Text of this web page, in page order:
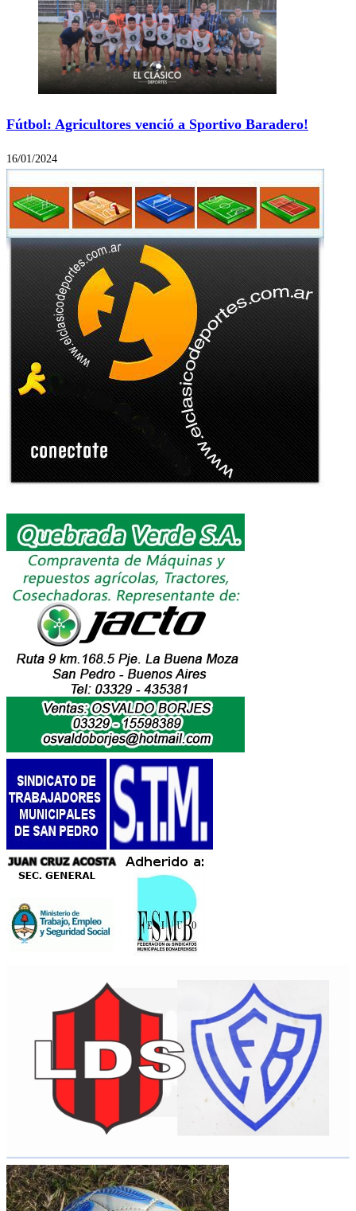
Fútbol: Agricultores venció a Sportivo Baradero!
16/01/2024